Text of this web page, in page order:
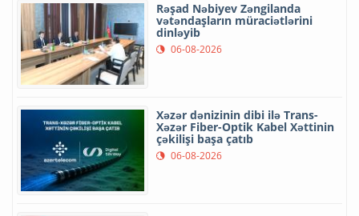
Rəşad Nəbiyev Zəngilanda
vətəndaşların müraciətlərini
dinləyib
06-08-2026
Xəzər dənizinin dibi ilə Trans-
Xəzər Fiber-Optik Kabel Xəttinin
çəkilişi başa çatıb
06-08-2026